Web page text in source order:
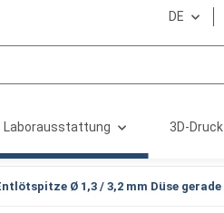
DE
Laborausstattung 3D-Druck
Ø 1,3 / 3,2 mm Düse gerade